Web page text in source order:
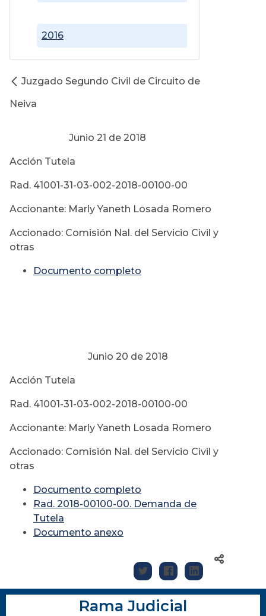
2016
Juzgado Segundo Civil de Circuito de
Neiva
Junio 21 de 2018
Acción Tutela
Rad. 41001-31-03-002-2018-00100-00
Accionante: Marly Yaneth Losada Romero
Accionado: Comisión Nal. del Servicio Civil y
otras
Documento completo
Junio 20 de 2018
Acción Tutela
Rad. 41001-31-03-002-2018-00100-00
Accionante: Marly Yaneth Losada Romero
Accionado: Comisión Nal. del Servicio Civil y
otras
Documento completo
Rad. 2018-00100-00. Demanda de
Tutela
Documento anexo
Rama Judicial